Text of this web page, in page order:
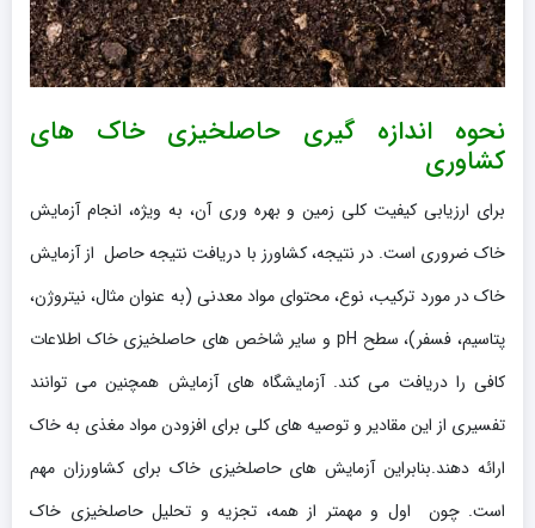
نحوه اندازه گیری حاصلخیزی خاک های
کشاوری
برای ارزیابی کیفیت کلی زمین و بهره وری آن، به ویژه، انجام آزمایش
خاک ضروری است. در نتیجه، کشاورز با دریافت نتیجه حاصل از آزمایش
خاک در مورد ترکیب، نوع، محتوای مواد معدنی (به عنوان مثال، نیتروژن،
پتاسیم، فسفر)، سطح pH و سایر شاخص های حاصلخیزی خاک اطلاعات
کافی را دریافت می کند. آزمایشگاه های آزمایش همچنین می توانند
تفسیری از این مقادیر و توصیه های کلی برای افزودن مواد مغذی به خاک
ارائه دهند.بنابراین آزمایش های حاصلخیزی خاک برای کشاورزان مهم
است. چون اول و مهمتر از همه، تجزیه و تحلیل حاصلخیزی خاک